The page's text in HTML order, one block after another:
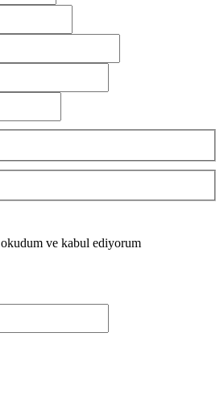
okudum ve kabul ediyorum